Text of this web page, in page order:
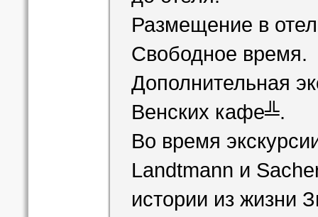
Размещение в
Свободное время.
Дополнительная
Венских кафе╩.
Во время
Landtmann и
истории из жизни